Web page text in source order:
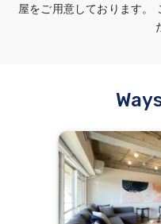
屋をご用意しております。